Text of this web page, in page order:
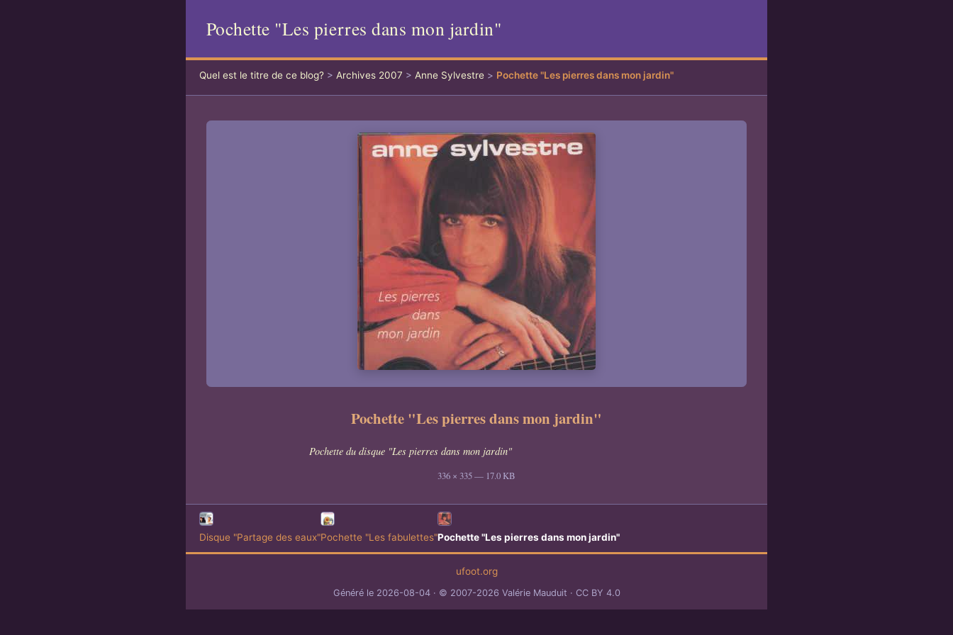
Pochette "Les pierres dans mon jardin"
Quel est le titre de ce blog? > Archives 2007 > Anne Sylvestre > Pochette "Les pierres dans mon jardin"
Pochette "Les pierres dans mon jardin"
Pochette du disque "Les pierres dans mon jardin"
336 × 335 — 17.0 KB
Disque "Partage des eaux"Pochette "Les fabulettes"Pochette "Les pierres dans mon jardin"
ufoot.org
Généré le 2026-08-04 © 2007-2026 Valérie Mauduit CC BY 4.0